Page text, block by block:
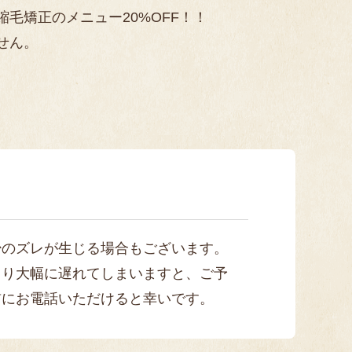
矯正のメニュー20%OFF！！
。
ズレが生じる場合もございます。
大幅に遅れてしまいますと、ご予
お電話いただけると幸いです。